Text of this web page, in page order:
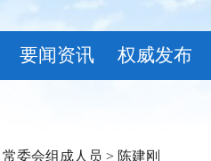
要闻资讯 权威发布
常委会组成人员 > 陈建刚